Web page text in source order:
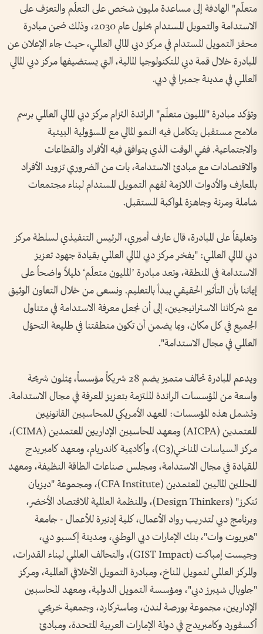
متعلّم" الهادفة إلى مساعدة مليون شخص على التعلّم والتعرّف على
الاستدامة والتمويل المستدام بحلول عام 2030، وذلك ضمن مبادرة
محفز التمويل المستدام في مركز دبي المالي العالمي، حيث جاء الإعلان عن
المبادرة خلال قمة دبي للتكنولوجيا المالية، التي يستضيفها مركز دبي المالي
العالمي في مدينة جميرا في دبي.
وتؤكد مبادرة "المليون متعلّم" الرائدة التزام مركز دبي المالي العالمي برسم
ملامح مستقبل يتكامل فيه النمو المالي مع المسؤولية البيئية
والاجتماعية. ففي الوقت الذي يتوافق فيه الأفراد والقطاعات
والاقتصادات مع مبادئ الاستدامة، بات من الضروري تزويد الأفراد
بالمعارف والأدوات اللازمة لفهم التمويل المستدام لبناء مجتمعات
شاملة ومرنة وجاهزة لمواكبة المستقبل.
وتعليقاً على المبادرة، قال عارف أميري، الرئيس التنفيذي لسلطة مركز
دبي المالي العالمي: "يفخر مركز دبي المالي العالمي بقيادة جهود تعزيز
الاستدامة في المنطقة، وتعد مبادرة ’المليون متعلّم‘ دليلاً واضحاً على
إيماننا بأن التأثير الحقيقي يبدأ بالتعليم. ونسعى من خلال التعاون الوثيق
مع شركائنا الاستراتيجيين، إلى أن نجعل معرفة الاستدامة في متناول
الجميع في كل مكان، وبما يضمن أن تكون منطقتنا في طليعة التحوّل
العالمي في مجال الاستدامة".
ويدعم المبادرة تحالف متميز يضم 28 شريكاً مؤسساً، يمثلون شريحة
واسعة من المؤسسات الرائدة الملتزمة بتعزيز المعرفة في مجال الاستدامة.
وتشمل هذه المؤسسات: المعهد الأمريكي للمحاسبين القانونيين
المعتمدين (AICPA) ومعهد المحاسبين الإداريين المعتمدين (CIMA)،
مركز السياسات المناخي(C3)، وأكاديمية كاندريام، ومعهد كامبريدج
للقيادة في مجال الاستدامة، ومجلس صناعات الطاقة النظيفة، ومعهد
المحللين الماليين المعتمدين (CFA Institute)، ومجموعة "ديزيان
ثنكرز" (Design Thinkers)، والمنظمة العالمية للاقتصاد الأخضر،
وبرنامج دبي لتدريب رواد الأعمال، كلية إدنبرة للأعمال - جامعة
"هيريوت وات"، بنك الإمارات دبي الوطني، ومدينة إكسبو دبي،
وجيست إمباكت (GIST Impact)، والتحالف العالمي لبناء القدرات،
والمركز العالمي لتمويل المناخ، ومبادرة التمويل الأخلاقي العالمية، ومركز
"جلوبال شيبرز دبي"، ومؤسسة التمويل الدولية، ومعهد المحاسبين
الإداريين، مجموعة بورصة لندن، وماستركارد، وجمعية خريجي
أكسفورد وكامبريدج في دولة الإمارات العربية المتحدة، ومبادئ